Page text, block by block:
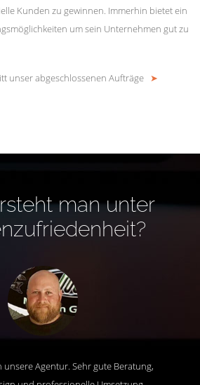
Kunden zu gewinnen. Immerhin bietet ein
um sein Unternehmen gut zu
unser abgeschlossenen Aufträge ➤
man unter
unsere Agentur. Sehr gute Beratung,